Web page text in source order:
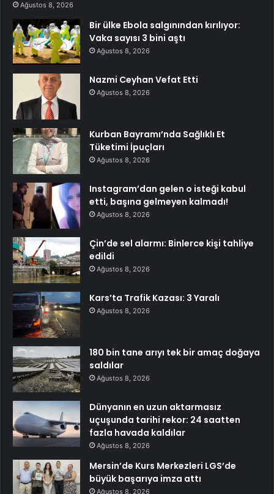
Ağustos 8, 2026
Bir ülke Ebola salgınından kırılıyor:
Vaka sayısı 3 bini aştı
Ağustos 8, 2026
Nazmi Ceyhan Vefat Etti
Ağustos 8, 2026
Kurban Bayramı’nda Sağlıklı Et
Tüketimi İpuçları
Ağustos 8, 2026
Instagram’dan gelen o isteği kabul
etti, başına gelmeyen kalmadı!
Ağustos 8, 2026
Çin’de sel alarmı: Binlerce kişi tahliye
edildi
Ağustos 8, 2026
Kars’ta Trafik Kazası: 3 Yaralı
Ağustos 8, 2026
180 bin tane arıyı tek bir amaç doğaya
saldılar
Ağustos 8, 2026
Dünyanın en uzun aktarmasız
uçuşunda tarihi rekor: 24 saatten
fazla havada kaldılar
Ağustos 8, 2026
Mersin’de Kurs Merkezleri LGS’de
büyük başarıya imza attı
Ağustos 8, 2026